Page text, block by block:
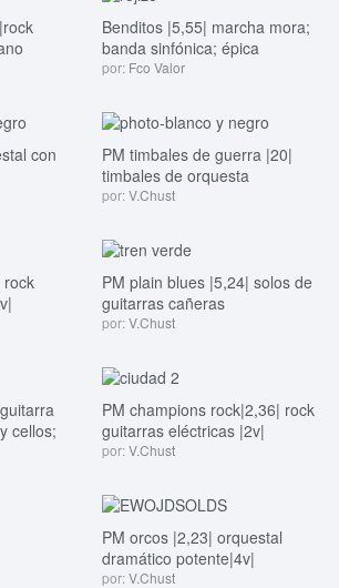
Benditos |5,55| marcha mora;
banda sinfónica; épica
por: Fco Valor
con
PM timbales de guerra |20|
timbales de orquesta
por:V.Chust
rock
PM plain blues |5,24| solos de
guitarras cañeras
por:V.Chust
cellos;
PM champions rock|2,36| rock
guitarras eléctricas |2v|
por:V.Chust
PM orcos |2,23| orquestal
dramático potente|4v|
por:V.Chust